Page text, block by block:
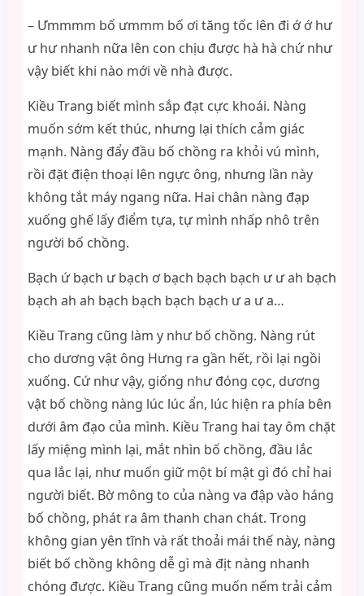
– Ưmmmm bố ưmmm bố ơi tăng tốc lên đi ớ ớ hư
ư hư nhanh nữa lên con chịu được hà hà chứ như
vậy biết khi nào mới về nhà được.
Kiều Trang biết mình sắp đạt cực khoái. Nàng
muốn sớm kết thúc, nhưng lại thích cảm giác
mạnh. Nàng đẩy đầu bố chồng ra khỏi vú mình,
rồi đặt điện thoại lên ngực ông, nhưng lần này
không tắt máy ngang nữa. Hai chân nàng đạp
xuống ghế lấy điểm tựa, tự mình nhấp nhô trên
người bố chồng.
Bạch ứ bạch ư bạch ơ bạch bạch bạch ư ư ah bạch
bạch ah ah bạch bạch bạch bạch ư a ư a…
Kiều Trang cũng làm y như bố chồng. Nàng rút
cho dương vật ông Hưng ra gần hết, rồi lại ngồi
xuống. Cứ như vậy, giống như đóng cọc, dương
vật bố chồng nàng lúc lúc ẩn, lúc hiện ra phía bên
dưới âm đạo của mình. Kiều Trang hai tay ôm chặt
lấy miệng mình lại, mắt nhìn bố chồng, đầu lắc
qua lắc lại, như muốn giữ một bí mật gì đó chỉ hai
người biết. Bờ mông to của nàng va đập vào háng
bố chồng, phát ra âm thanh chan chát. Trong
không gian yên tĩnh và rất thoải mái thế này, nàng
biết bố chồng không dễ gì mà địt nàng nhanh
chóng được. Kiều Trang cũng muốn nếm trải cảm